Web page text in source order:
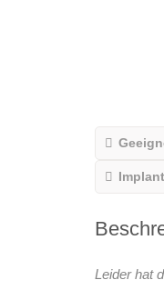
Leider hat